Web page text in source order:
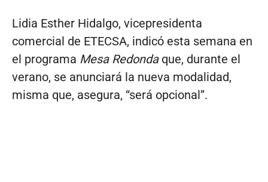
Lidia Esther Hidalgo, vicepresidenta
comercial de ETECSA, indicó esta semana en
el programa Mesa Redondaque, durante el
verano, se anunciará la nueva modalidad,
misma que, asegura, “será opcional”.